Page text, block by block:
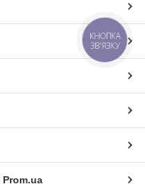
Prom.ua
КНОПКА
ЗВ'ЯЗКУ